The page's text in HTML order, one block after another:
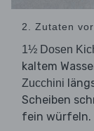
2. Zutaten
1½ Dosen
kaltem
Zucchini
Scheiben
fein würfeln.